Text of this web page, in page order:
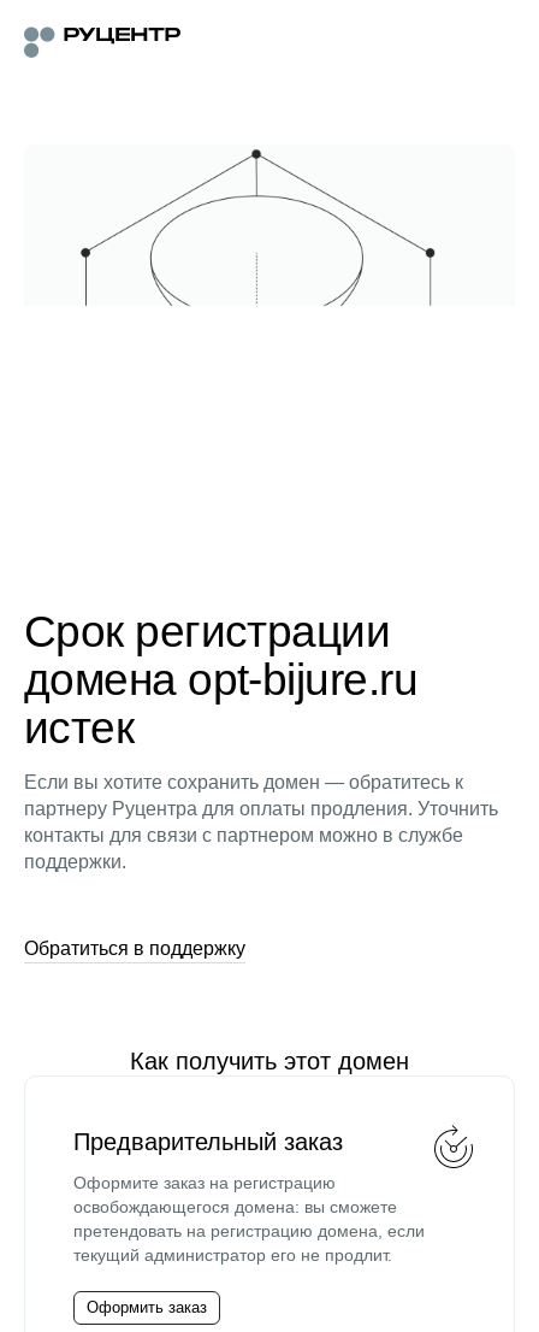
Срок регистрации
домена opt-bijure.ru
истек
Если вы хотите сохранить домен — обратитесь к
партнеру Руцентра для оплаты продления. Уточнить
контакты для связи с партнером можно в службе
поддержки.
Обратиться в поддержку
Как получить этот домен
Предварительный заказ
Оформите заказ на регистрацию
освобождающегося домена: вы сможете
претендовать на регистрацию домена, если
текущий администратор его не продлит.
Оформить заказ